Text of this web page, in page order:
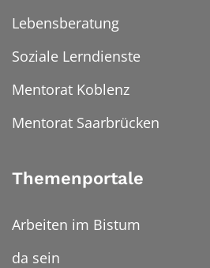
Lebensberatung
Soziale Lerndienste
Mentorat Koblenz
Mentorat Saarbrücken
Themenportale
Arbeiten im Bistum
da sein